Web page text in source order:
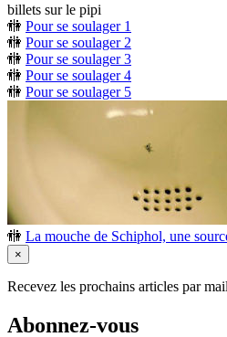
billets sur le pipi
🚻 Pour se soulager 1
🚻 Pour se soulager 2
🚻 Pour se soulager 3
🚻 Pour se soulager 4
🚻 Pour se soulager 5
🚻 La mouche de Schiphol, une
×
Recevez les prochains articles par
Abonnez-vous